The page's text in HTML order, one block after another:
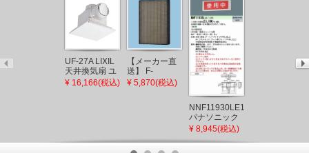
UF-27A LIXIL
天井換気扇 ユ
ニットバス用
(UF-23A 後継
¥ 16,166(税込)
【メーカー直
送】 F-
ZSLP40 パナ
ソニック 天井
¥ 5,870(税込)
NNF11930LE1
パナソニック
標示灯
¥ 8,945(税込)
ズミ ブラケッ
トライト LED
¥ 7,034(税込)